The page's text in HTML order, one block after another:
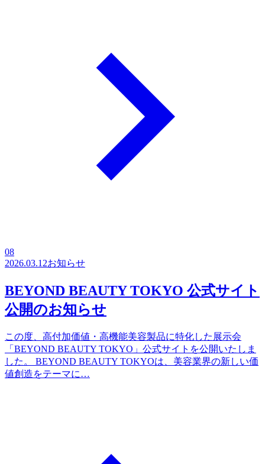
08
2026.03.12お知らせ
BEYOND BEAUTY TOKYO 公式サイト
公開のお知らせ
この度、高付加価値・高機能美容製品に特化した展示会
「BEYOND BEAUTY TOKYO」公式サイトを公開いたしま
した。 BEYOND BEAUTY TOKYOは、美容業界の新しい価
値創造をテーマに…